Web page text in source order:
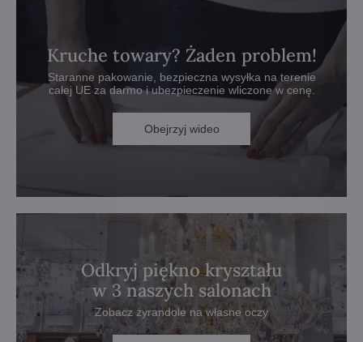
Kruche towary? Żaden problem!
Staranne pakowanie, bezpieczna wysyłka na terenie
całej UE za darmo i ubezpieczenie wliczone w cenę.
Obejrzyj wideo
Odkryj piękno kryształu
w 3 naszych salonach
Zobacz żyrandole na własne oczy